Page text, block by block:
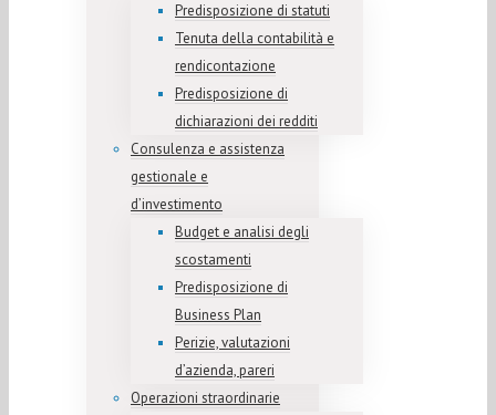
Predisposizione di statuti
Tenuta della contabilità e
rendicontazione
Predisposizione di
dichiarazioni dei redditi
Consulenza e assistenza
gestionale e
d’investimento
Budget e analisi degli
scostamenti
Predisposizione di
Business Plan
Perizie, valutazioni
d’azienda, pareri
Operazioni straordinarie